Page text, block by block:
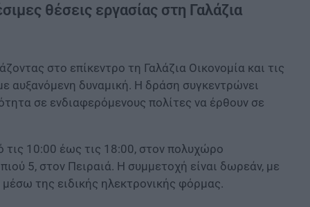
θέσεις εργασίας στη Γαλάζια
στο επίκεντρο τη Γαλάζια Οικονομία και τις
αυξανόμενη δυναμική. Η δράση συγκεντρώνει
σε ενδιαφερόμενους πολίτες να έρθουν σε
10:00 έως τις 18:00, στον πολυχώρο
5, στον Πειραιά. Η συμμετοχή είναι δωρεάν, με
της ειδικής ηλεκτρονικής φόρμας.